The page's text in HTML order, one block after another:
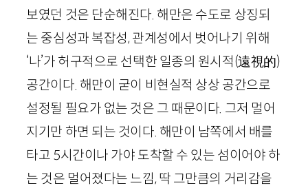
보였던 것은 단순해진다. 해만은 수도로 상징되
는 중심성과 복잡성, 관계성에서 벗어나기 위해
‘나’가 허구적으로 선택한 일종의 원시적(遠視的)
공간이다. 해만이 굳이 비현실적 상상 공간으로
설정될 필요가 없는 것은 그 때문이다. 그저 멀어
지기만 하면 되는 것이다. 해만이 남쪽에서 배를
타고 5시간이나 가야 도착할 수 있는 섬이어야 하
는 것은 멀어졌다는 느낌, 딱 그만큼의 거리감을